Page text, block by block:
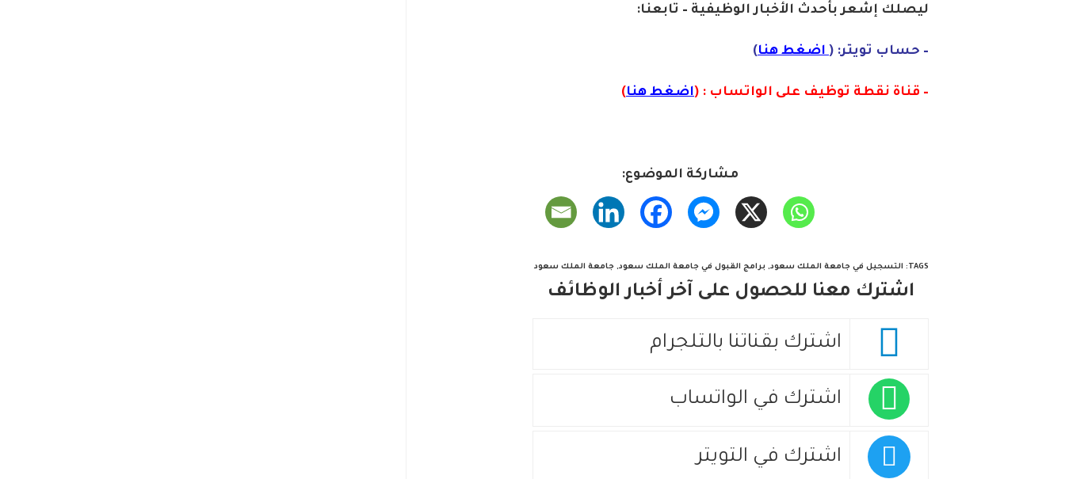
ليصلك إشعربأحدث الأخبار الوظيفية – تابعنا:
– حساب تويتر: (اضغط هنا)
– قناة نقطة توظيف على الواتساب : (اضغط هنا)
مشاركة الموضوع:
TAGS
: التسجيل في جامعة الملك سعود, برامج القبول في جامعة الملك سعود, جامعة الملك سعود
اشترك معنا للحصول على آخر أخبار الوظائف
اشترك بقناتنا بالتلجرام
اشترك في الواتساب
اشترك في التويتر